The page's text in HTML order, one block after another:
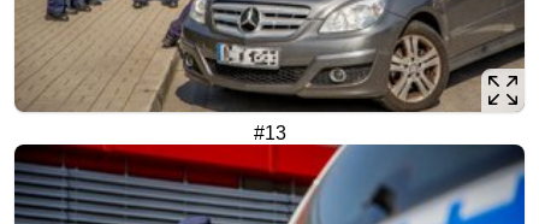
#13